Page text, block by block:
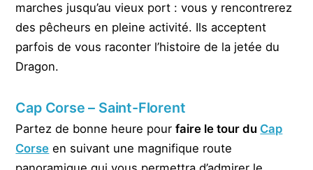
marches jusqu’au vieux port : vous y rencontrerez
des pêcheurs en pleine activité. Ils acceptent
parfois de vous raconter l’histoire de la jetée du
Dragon.
Cap Corse – Saint-Florent
Partez de bonne heure pourfaire le tour du Cap
Corse en suivant une magnifique route